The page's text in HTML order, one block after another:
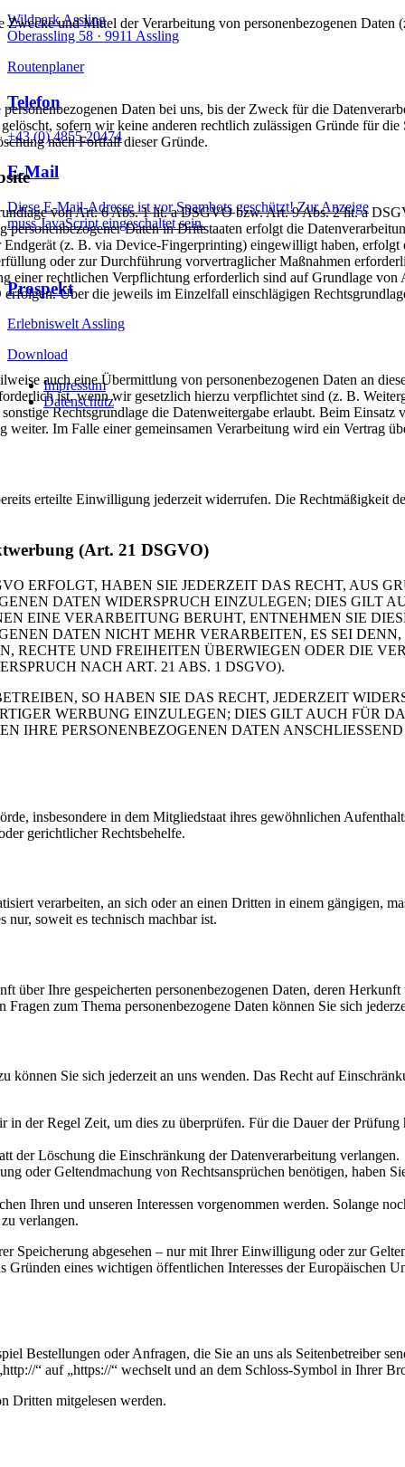
Wildpark Assling
Oberassling 58 · 9911 Assling
Routenplaner
Telefon
+43 (0) 4855 20474
E-Mail
Diese E-Mail-Adresse ist vor Spambots geschützt! Zur Anzeige
muss JavaScript eingeschaltet sein.
Prospekt
Erlebniswelt Assling
Download
Impressum
Datenschutz
und Mittel der Verarbeitung von personenbezogenen
Daten bei uns, bis der Zweck für die
sofern wir keine anderen rechtlich zulässigen Gründe für die
nach Fortfall dieser Gründe.
von Art. 6 Abs. 1 lit. a DSGVO bzw. Art. 9 Abs. 2 lit. a
Daten in Drittstaaten erfolgt die
(z. B. via Device-Fingerprinting) eingewilligt haben, erfolgt
oder zur Durchführung vorvertraglicher Maßnahmen
einer rechtlichen Verpflichtung erforderlich sind auf Grundlage
Über die jeweils im Einzelfall einschlägigen
auch eine Übermittlung von personenbezogenen Daten an
ist, wenn wir gesetzlich hierzu verpflichtet sind (z. B.
Rechtsgrundlage die Datenweitergabe erlaubt. Beim Einsatz
Im Falle einer gemeinsamen Verarbeitung wird ein Vertrag
erteilte Einwilligung jederzeit widerrufen. Die Rechtmäßigkeit
(Art. 21 DSGVO)
ERFOLGT, HABEN SIE JEDERZEIT DAS RECHT, AUS
DATEN WIDERSPRUCH EINZULEGEN; DIES GILT
EINE VERARBEITUNG BERUHT, ENTNEHMEN SIE
DATEN NICHT MEHR VERARBEITEN, ES SEI
RECHTE UND FREIHEITEN ÜBERWIEGEN ODER DIE
NACH ART. 21 ABS. 1 DSGVO).
SO HABEN SIE DAS RECHT, JEDERZEIT
WERBUNG EINZULEGEN; DIES GILT AUCH FÜR
IHRE PERSONENBEZOGENEN DATEN
insbesondere in dem Mitgliedstaat ihres gewöhnlichen
gerichtlicher Rechtsbehelfe.
verarbeiten, an sich oder an einen Dritten in einem gängigen,
soweit es technisch machbar ist.
über Ihre gespeicherten personenbezogenen Daten, deren
zum Thema personenbezogene Daten können Sie sich
Sie sich jederzeit an uns wenden. Das Recht auf
der Regel Zeit, um dies zu überprüfen. Für die Dauer der
der Löschung die Einschränkung der Datenverarbeitung verlangen.
oder Geltendmachung von Rechtsansprüchen benötigen, haben
Ihren und unseren Interessen vorgenommen werden. Solange
verlangen.
Speicherung abgesehen – nur mit Ihrer Einwilligung oder zur
eines wichtigen öffentlichen Interesses der Europäischen
Bestellungen oder Anfragen, die Sie an uns als Seitenbetreiber
“ auf „https://“ wechselt und an dem Schloss-Symbol in Ihrer
Dritten mitgelesen werden.